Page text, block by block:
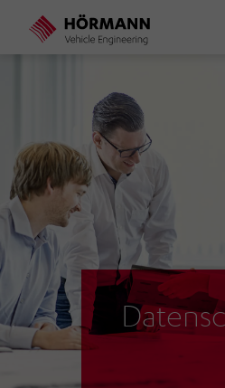
Direkt